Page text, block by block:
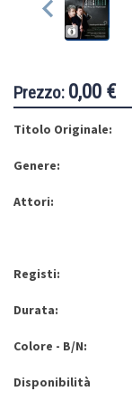
Prezzo: 0,00 €
Titolo Originale:
Genere:
Attori:
Registi:
Durata:
Colore - B/N:
Disponibilità